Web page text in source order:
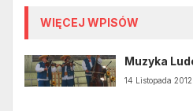
WIĘCEJ WPISÓW
Muzyka
14 Listopada 2012